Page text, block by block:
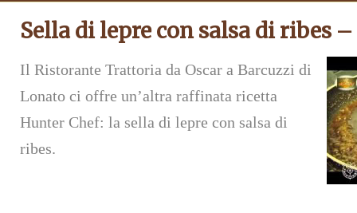
Sella di lepre con salsa di ribes
Il Ristorante Trattoria da Oscar a Barcuzzi di
Lonato ci offre un’altra raffinata ricetta
Hunter Chef: la sella di lepre con salsa di
ribes.